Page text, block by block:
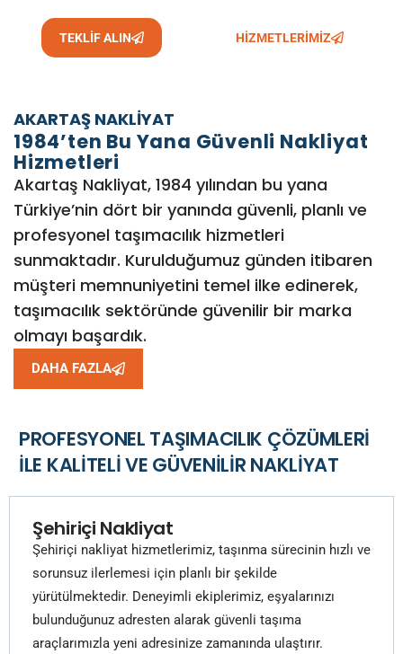
TEKLİF ALIN HİZMETLERİMİZ
AKARTAŞ NAKLİYAT
1984’ten Bu Yana Güvenli Nakliyat
Hizmetleri
Akartaş Nakliyat, 1984 yılından bu yana
Türkiye’nin dört bir yanında güvenli, planlı ve
profesyonel taşımacılık hizmetleri
sunmaktadır. Kurulduğumuz günden itibaren
müşteri memnuniyetini temel ilke edinerek,
taşımacılık sektöründe güvenilir bir marka
olmayı başardık.
DAHA FAZLA
PROFESYONEL TAŞIMACILIK ÇÖZÜMLERI
ILE KALITELI VE GÜVENILIR NAKLIYAT
Şehiriçi Nakliyat
Şehiriçi nakliyat hizmetlerimiz, taşınma sürecinin hızlı ve
sorunsuz ilerlemesi için planlı bir şekilde
yürütülmektedir. Deneyimli ekiplerimiz, eşyalarınızı
bulunduğunuz adresten alarak güvenli taşıma
araçlarımızla yeni adresinize zamanında ulaştırır.